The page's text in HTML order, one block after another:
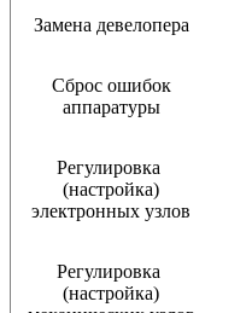
Замена девелопера
Сброс ошибок
аппаратуры
Регулировка
(настройка)
электронных узлов
Регулировка
(настройка)